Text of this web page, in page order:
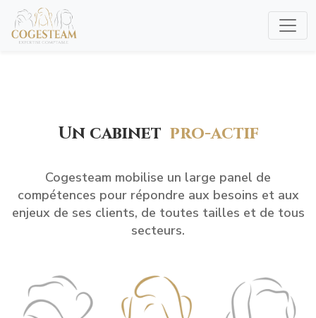
Un cabinet pro-actif
Cogesteam mobilise un large panel de
compétences pour répondre aux besoins et aux
enjeux de ses clients, de toutes tailles et de tous
secteurs.